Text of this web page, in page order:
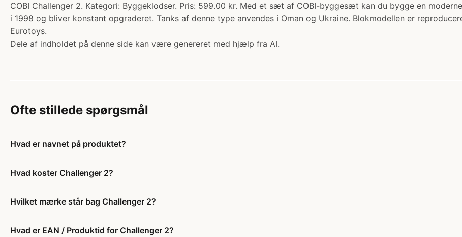
COBI Challenger 2. Kategori: Byggeklodser. Pris: 599.00 kr. Med et sæt af COBI-byggesæt kan du bygge en
i 1998 og bliver konstant opgraderet. Tanks af denne type anvendes i Oman og Ukraine. Blokmodellen er
Eurotoys.
Dele af indholdet på denne side kan være genereret med hjælp fra AI.
Ofte stillede spørgsmål
Hvad er navnet på produktet?
Hvad koster Challenger 2?
Hvilket mærke står bag Challenger 2?
Hvad er EAN / Produktid for Challenger 2?